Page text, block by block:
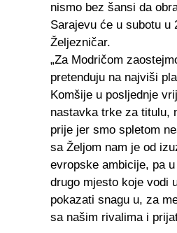
nismo bez šansi da
Sarajevu će u subotu u
Željezničar.
„Za Modričom
pretenduju na najviši
Komšije u posljednje
nastavka trke za titulu,
prije jer smo spletom
sa Željom nam je od
evropske ambicije, pa
drugo mjesto koje vodi
pokazati snagu u, za
sa našim rivalima i